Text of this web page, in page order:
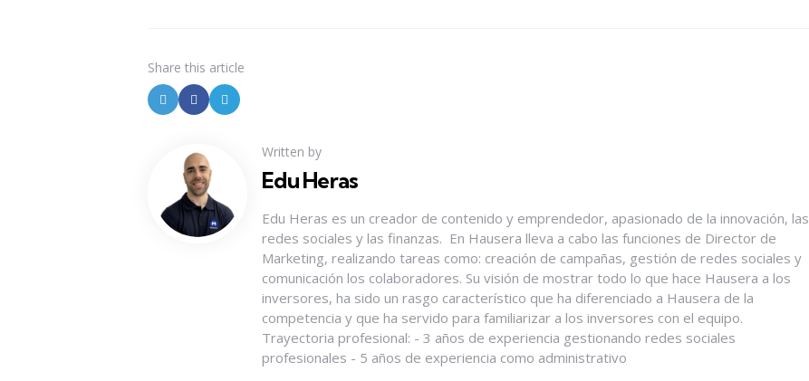
Share this article
Written by
Edu Heras
Edu Heras es un creador de contenido y emprendedor, apasionado de la innovación, las
redes sociales y las finanzas. En Hausera lleva a cabo las funciones de Director de
Marketing, realizando tareas como: creación de campañas, gestión de redes sociales y
comunicación los colaboradores. Su visión de mostrar todo lo que hace Hausera a los
inversores, ha sido un rasgo característico que ha diferenciado a Hausera de la
competencia y que ha servido para familiarizar a los inversores con el equipo.
Trayectoria profesional: - 3 años de experiencia gestionando redes sociales
profesionales - 5 años de experiencia como administrativo